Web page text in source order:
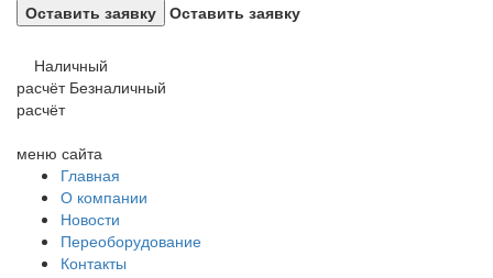
Оставить заявку
Наличный
расчёт Безналичный
расчёт
меню сайта
Главная
О компании
Новости
Переоборудование
Контакты